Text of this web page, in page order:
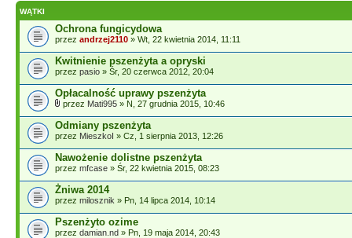
WĄTKI
Ochrona fungicydowa
przez andrzej2110 » Wt, 22 kwietnia 2014, 11:11
Kwitnienie pszenżyta a opryski
przez pasio » Śr, 20 czerwca 2012, 20:04
Opłacalność uprawy pszenżyta
przez Mati995 » N, 27 grudnia 2015, 10:46
Odmiany pszenżyta
przez MieszkoI » Cz, 1 sierpnia 2013, 12:26
Nawożenie dolistne pszenżyta
przez mfcase » Śr, 22 kwietnia 2015, 08:23
Żniwa 2014
przez milosznik » Pn, 14 lipca 2014, 10:14
Pszenżyto ozime
przez damian.nd » Pn, 19 maja 2014, 20:43